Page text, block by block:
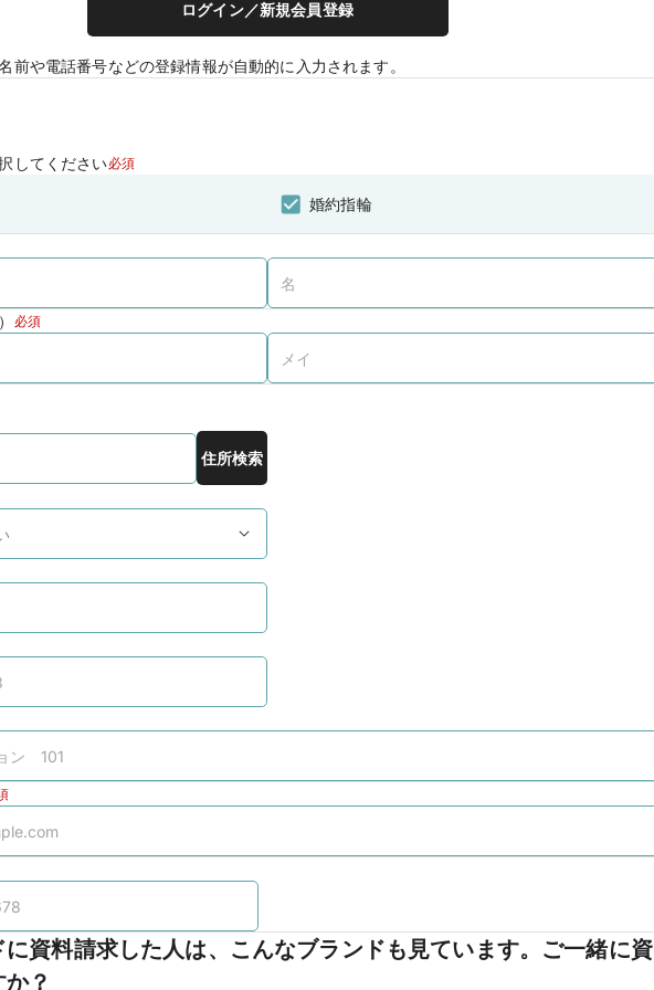
ログイン／新規会員登録
前や電話番号などの登録情報が自動的に入力されます。
してください必須
婚約指輪
必須
住所検索
に資料請求した人は、こんなブランドも見ています。ご一緒に資
？